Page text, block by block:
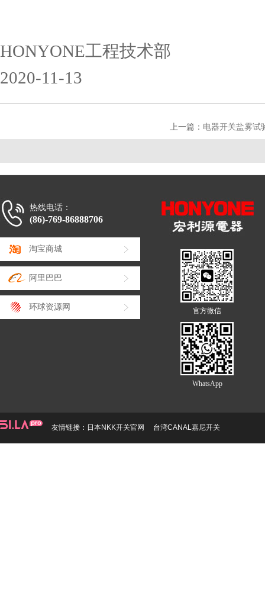
HONYONE工程技术部
2020-11-13
上一篇： 电器开关盐雾试
热线电话：
(86)-769-86888706
淘宝商城
阿里巴巴
环球资源网 官方微信
WhatsApp
友情链接： 日本NKK开关官网 台湾CANAL嘉尼开关